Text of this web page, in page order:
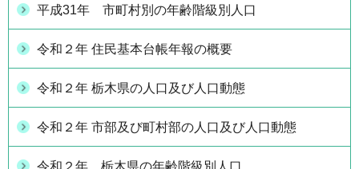
平成31年 市町村別の年齢階級別人口
令和２年 住民基本台帳年報の概要
令和２年 栃木県の人口及び人口動態
令和２年 市部及び町村部の人口及び人口動態